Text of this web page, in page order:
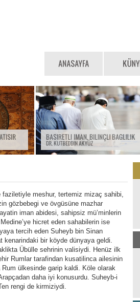
meshur, tertemiz mizaç sahibi,
gözbebegi ve övgüsüne mazhar
iman abidesi, sahipsiz mü’minlerin
hicret eden sahabilerin ise
tercih eden Suheyb bin Sinan
kenarindaki bir köyde dünyaya geldi.
Übülle sehrinin valisiydi. Henüz ilk
Rumlar tarafindan kusatilinca ailesinin
ülkesinde garip kaldi. Köle olarak
daha iyi konusurdu. Suheyb-i
rengi de kirmiziydi.